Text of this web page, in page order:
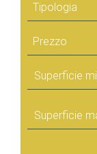
Tipologia
Prezzo